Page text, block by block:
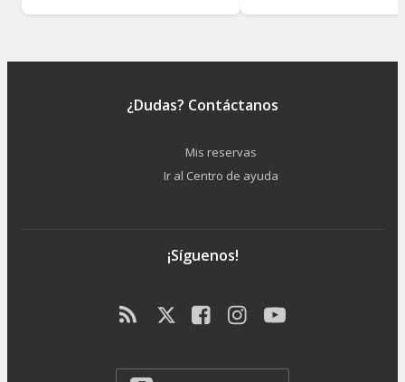
¿Dudas? Contáctanos
Mis reservas
Ir al Centro de ayuda
¡Síguenos!